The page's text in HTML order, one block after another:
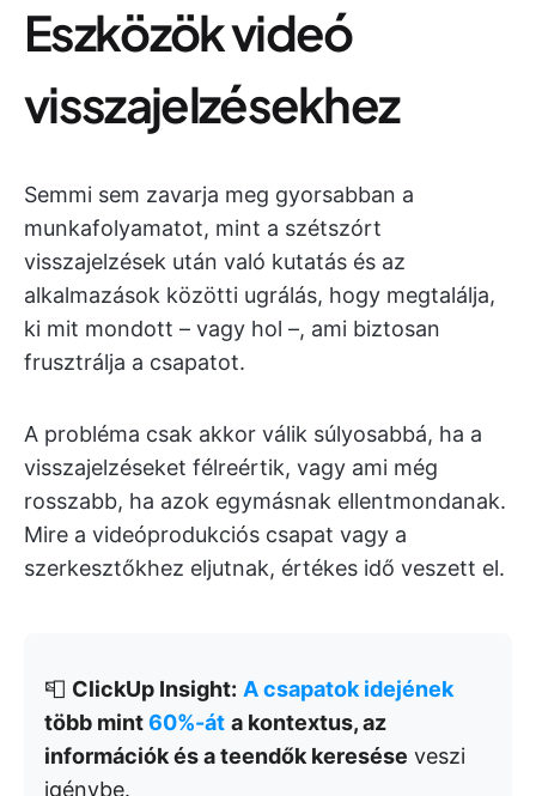
Eszközök videó
visszajelzésekhez
Semmi sem zavarja meg gyorsabban a
munkafolyamatot, mint a szétszórt
visszajelzések után való kutatás és az
alkalmazások közötti ugrálás, hogy megtalálja,
ki mit mondott – vagy hol –, ami biztosan
frusztrálja a csapatot.
A probléma csak akkor válik súlyosabbá, ha a
visszajelzéseket félreértik, vagy ami még
rosszabb, ha azok egymásnak ellentmondanak.
Mire a videóprodukciós csapat vagy a
szerkesztőkhez eljutnak, értékes idő veszett el.
📮 ClickUp Insight: A csapatok idejének
több mint60%-át a kontextus, az
információk és a teendők keresése veszi
igénybe.